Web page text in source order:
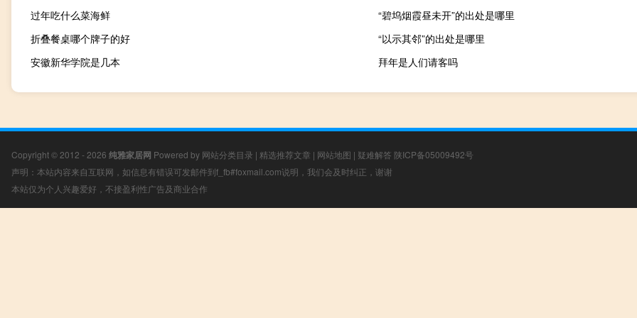
过年吃什么菜海鲜
“碧坞烟霞昼未开”的出处是哪里
折叠餐桌哪个牌子的好
“以示其邻”的出处是哪里
安徽新华学院是几本
拜年是人们请客吗
Copyright © 2012 - 2026 纯雅家居网 Powered by 网站分类目录 | 精选推荐文章 | 网站地图 | 疑难解答 陕ICP备05009492号
声明：本站内容来自互联网，如信息有错误可发邮件到f_fb#foxmail.com说明，我们会及时纠正，谢谢
本站仅为个人兴趣爱好，不接盈利性广告及商业合作